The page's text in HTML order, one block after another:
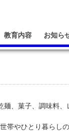
教育内容 お知ら
、菓子、調味料
帯やひとり暮らし